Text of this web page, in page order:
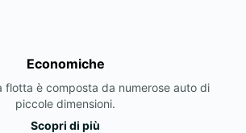
Economiche
flotta è composta da numerose auto di
piccole dimensioni.
Scopri di più